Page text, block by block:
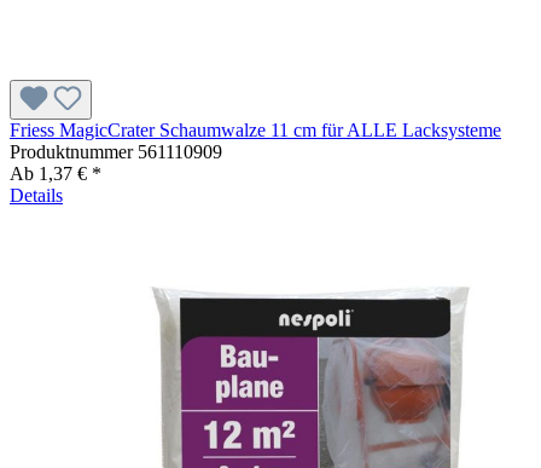
Friess MagicCrater Schaumwalze 11 cm für ALLE Lacksysteme
Produktnummer 561110909
Ab 1,37 € *
Details